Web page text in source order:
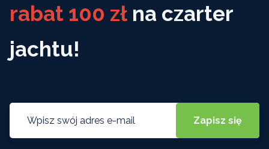
rabat 100 zł na czarter
jachtu!